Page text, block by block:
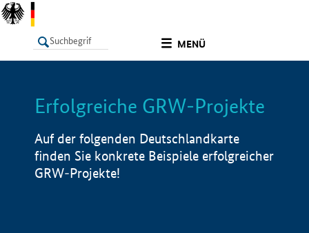
MENÜ
LISTE Info
Erfolgreiche GRW-Projekte
Auf der folgenden Deutschlandkarte
finden Sie konkrete Beispiele erfolgreicher
GRW-Projekte!